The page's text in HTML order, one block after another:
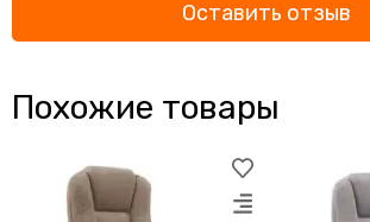
Оставить отзыв
Похожие товары